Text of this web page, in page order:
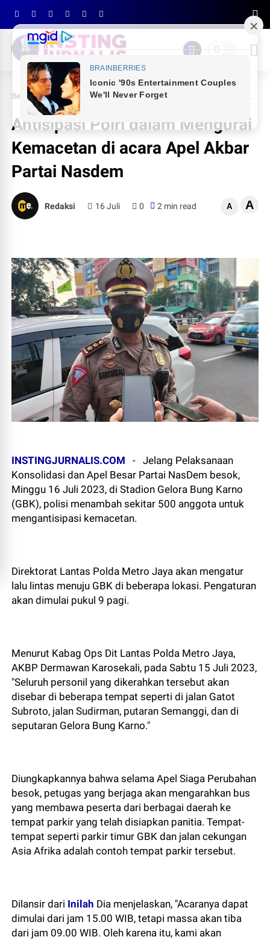
Beranda PEMILU 2024 Antisipasi Polri dalam Mengurai Kemacetan di acara Apel Akbar Partai Nasdem
Antisipasi Polri dalam Mengurai
Kemacetan di acara Apel Akbar
Partai Nasdem
Redaksi 16 Juli 0 2 min read A A
INSTINGJURNALIS.COM -Jelang Pelaksanaan
Konsolidasi dan Apel Besar Partai NasDem besok,
Minggu 16 Juli 2023, di Stadion Gelora Bung Karno
(GBK), polisi menambah sekitar 500 anggota untuk
mengantisipasi kemacetan.
Direktorat Lantas Polda Metro Jaya akan mengatur
lalu lintas menuju GBK di beberapa lokasi. Pengaturan
akan dimulai pukul 9 pagi.
Menurut Kabag Ops Dit Lantas Polda Metro Jaya,
AKBP Dermawan Karosekali, pada Sabtu 15 Juli 2023,
"Seluruh personil yang dikerahkan tersebut akan
disebar di beberapa tempat seperti di jalan Gatot
Subroto, jalan Sudirman, putaran Semanggi, dan di
seputaran Gelora Bung Karno."
Diungkapkannya bahwa selama Apel Siaga Perubahan
besok, petugas yang berjaga akan mengarahkan bus
yang membawa peserta dari berbagai daerah ke
tempat parkir yang telah disiapkan panitia. Tempat-
tempat seperti parkir timur GBK dan jalan cekungan
Asia Afrika adalah contoh tempat parkir tersebut.
Dilansir dari Inilah Dia menjelaskan, "Acaranya dapat
dimulai dari jam 15.00 WIB, tetapi massa akan tiba
dari jam 09.00 WIB. Oleh karena itu, kami akan